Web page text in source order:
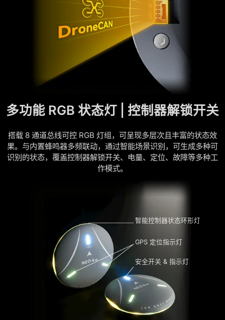
智能控制器状态环形灯
GPS 定位指示灯
安全开关 & 指示灯
多功能 RGB 状态灯 | 控制器解锁开关
搭载 8 通道总线可控 RGB 灯组，可呈现多层次且丰富的状态效
果。与内置蜂鸣器多频联动，通过智能场景识别，可生成多种可
识别的状态，覆盖控制器解锁开关、电量、定位、故障等多种工
作模式。